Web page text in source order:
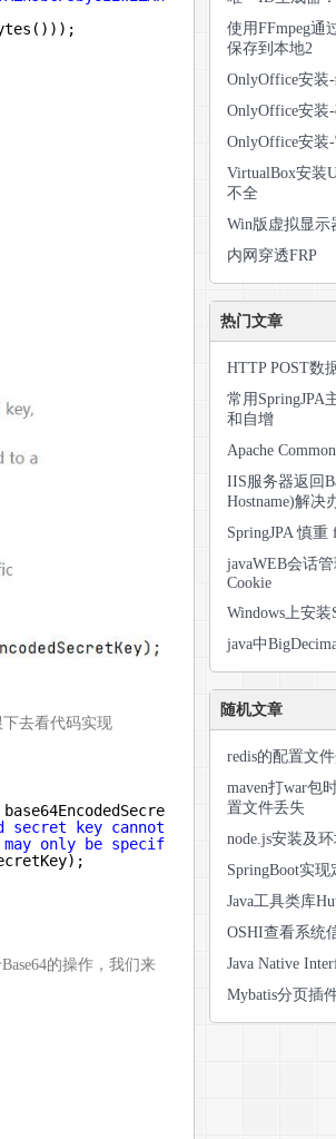
下去看代码实现
{
secret key cannot be null or empty."
may only be specified for HMAC
的操作，我们来
使用FFmpeg通
保存到本地2
OnlyOffice安装
OnlyOffice安装
OnlyOffice安装
VirtualBox安装
不全
Win版虚拟显示
内网穿透FRP
热门文章
HTTP POST数
常用SpringJPA
和自增
Apache
IIS服务器返回
Hostname)解决
SpringJPA 慎
javaWEB会话
Cookie
Windows上安装
java中
随机文章
redis的配置文
maven打war包
置文件丢失
node.js安装及
SpringBoot实现
Java工具类库
OSHI查看系统
Java Native
Mybatis分页插